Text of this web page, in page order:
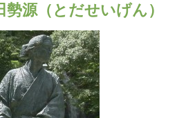
源（とだせいげん）